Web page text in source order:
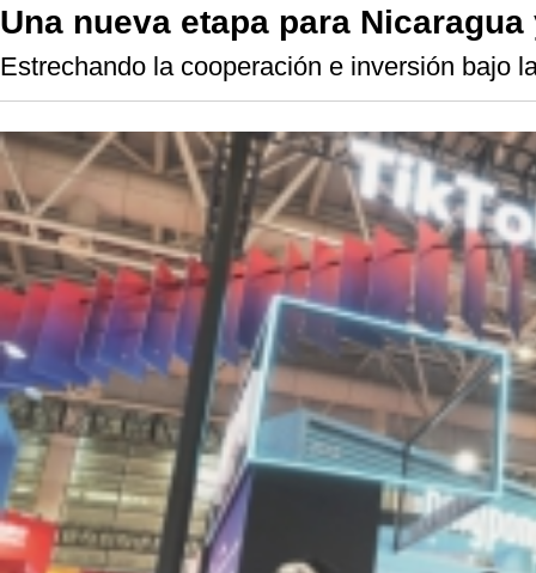
Una nueva etapa para Nicaragua
Estrechando la cooperación e inversión bajo